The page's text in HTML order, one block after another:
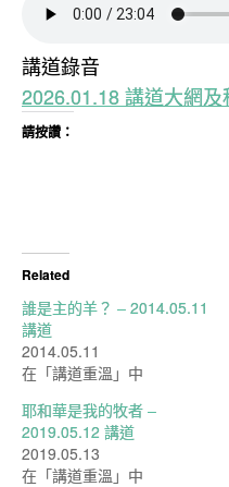
講道錄音
2026.01.18 講道大網及
請按讚：
Related
誰是主的羊？ – 2014.05.11
講道
2014.05.11
在「講道重溫」中
耶和華是我的牧者 –
2019.05.12 講道
2019.05.13
在「講道重溫」中